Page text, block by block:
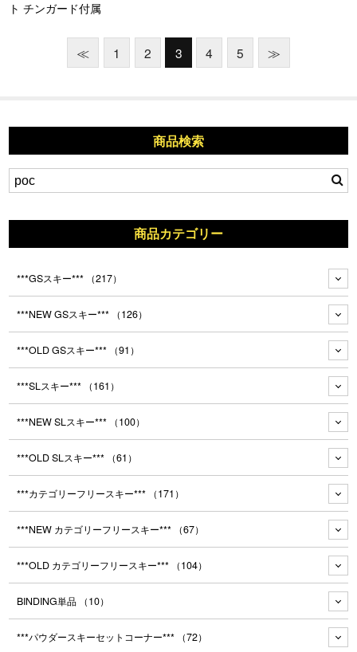
ト チンガード付属
≪ 1 2 3 4 5 ≫
商品検索
商品カテゴリー
***GSスキー*** （217）
***NEW GSスキー*** （126）
***OLD GSスキー*** （91）
***SLスキー*** （161）
***NEW SLスキー*** （100）
***OLD SLスキー*** （61）
***カテゴリーフリースキー*** （171）
***NEW カテゴリーフリースキー*** （67）
***OLD カテゴリーフリースキー*** （104）
BINDING単品 （10）
***パウダースキーセットコーナー*** （72）